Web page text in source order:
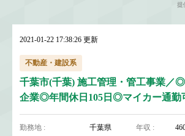
提
2021-01-22 17:38:26 更新
不動産・建設系
千葉市(千葉) 施工管理・管工事業／
企業◎年間休日105日◎マイカー通勤
勤務地 : 千葉県 年収 :